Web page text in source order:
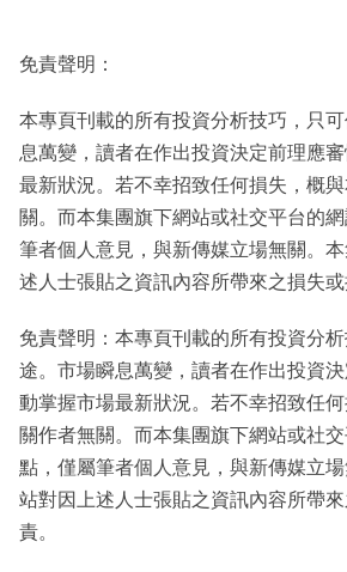
免責聲明：
本專頁刊載的所有投資分析技巧，只
息萬變，讀者在作出投資決定前理應
最新狀況。若不幸招致任何損失，概
關。而本集團旗下網站或社交平台的
筆者個人意見，與新傳媒立場無關。
述人士張貼之資訊內容所帶來之損失或
免責聲明：本專頁刊載的所有投資分
途。市場瞬息萬變，讀者在作出投資
動掌握市場最新狀況。若不幸招致任
關作者無關。而本集團旗下網站或社
點，僅屬筆者個人意見，與新傳媒立
站對因上述人士張貼之資訊內容所帶
責。